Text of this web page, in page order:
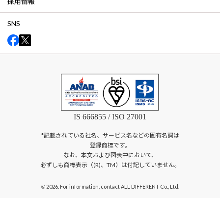
SNS
IS 666855 / ISO 27001
*記載されている社名、サービス名などの固有名詞は
登録商標です。
なお、本文および図表中において、
必ずしも商標表示（(R)、TM）は付記していません。
©2026. For information, contact ALL DIFFERENT Co., Ltd.